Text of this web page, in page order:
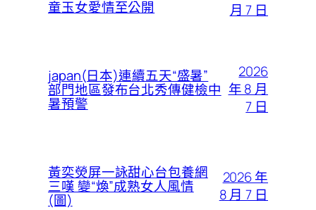
童玉女愛情至公開
月 7 日
japan(日本)連續五天“盛暑”
部門地區發布台北秀傳健檢中
暑預警
2026
年 8 月
7 日
黃奕熒屏一詠甜心台包養網
三嘆 變“煥”成熟女人風情
(圖)
2026 年
8 月 7 日